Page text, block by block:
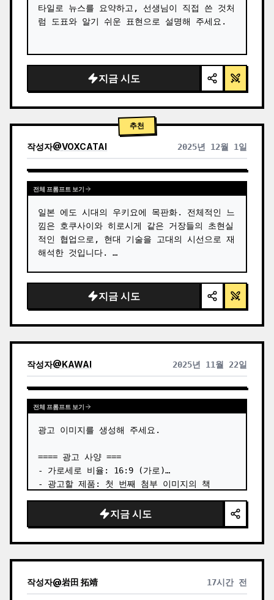
타일로 뉴스를 요약하고, 선생님이 직접 쓴 것처
럼 도표와 알기 쉬운 표현으로 설명해 주세요.
지금 시도
추천
작성자@VOXCATAI 2025년 12월 1일
전체 프롬프트 보기
일본 에도 시대의 우키요에 목판화. 전체적인 느
낌은 호쿠사이와 히로시게 같은 거장들의 초현실
적인 협업으로, 현대 기술을 고대의 시선으로 재
해석한 것입니다. …
지금 시도
작성자@KAWAI 2025년 11월 22일
전체 프롬프트 보기
광고 이미지를 생성해 주세요.
==== 광고 사양 ===
- 가로세로 비율: 16:9 (가로)
- 광고할 제품: 첫 번째 첨부 이미지의 책
책을 3차원 방식으로 배치
- 언어: 일본어
# 포함할 텍스트:
- 프리 헤드 카피: 【출시 약 일주일 만에 추가
인쇄 결정】
지금 시도
작성자@岩田 拓靖 17시간 전